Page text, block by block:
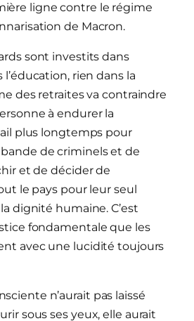
ligne contre le régime
de Macron.
sont investits dans
l’éducation, rien dans la
des retraites va contraindre
à endurer la
plus longtemps pour
de criminels et de
et de décider de
le pays pour leur seul
dignité humaine. C’est
fondamentale que les
avec une lucidité toujours
n’aurait pas laissé
sous ses yeux, elle aurait